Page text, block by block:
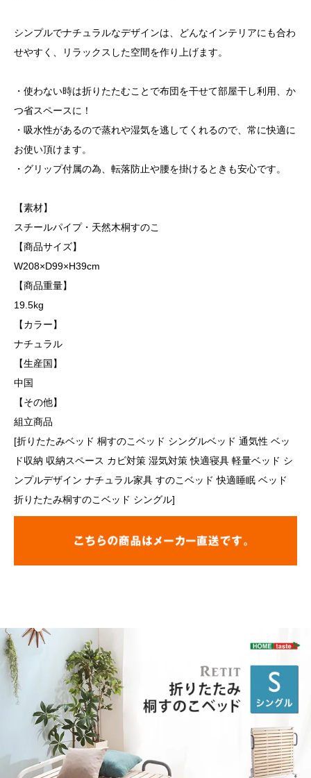
シンプルでナチュラルなデザインは、どんなインテリアにも合わ
せやすく、リラックスした空間を作り上げます。
・使わない時は折りたたむことで布団を干せて部屋干し利用、か
つ省スペースに！
・吸水性があるので蒸れや湿気を逃してくれるので、常に快適に
お使い頂けます。
・グリップ付属の為、転落防止や腰を掛けるときも安心です。
【素材】
スチールパイプ・天然木桐すのこ
【商品サイズ】
W208×D99×H39cm
【商品重量】
19.5kg
【カラー】
ナチュラル
【生産国】
中国
【その他】
組立商品
[折りたたみベッド 桐すのこベッド シングルベッド 通気性 ベッ
ド収納 収納スペース カビ対策 湿気対策 快適寝具 軽量ベッド シ
ンプルデザイン ナチュラル家具 すのこベッド 快適睡眠 ベッド
折りたたみ桐すのこベッド シングル]